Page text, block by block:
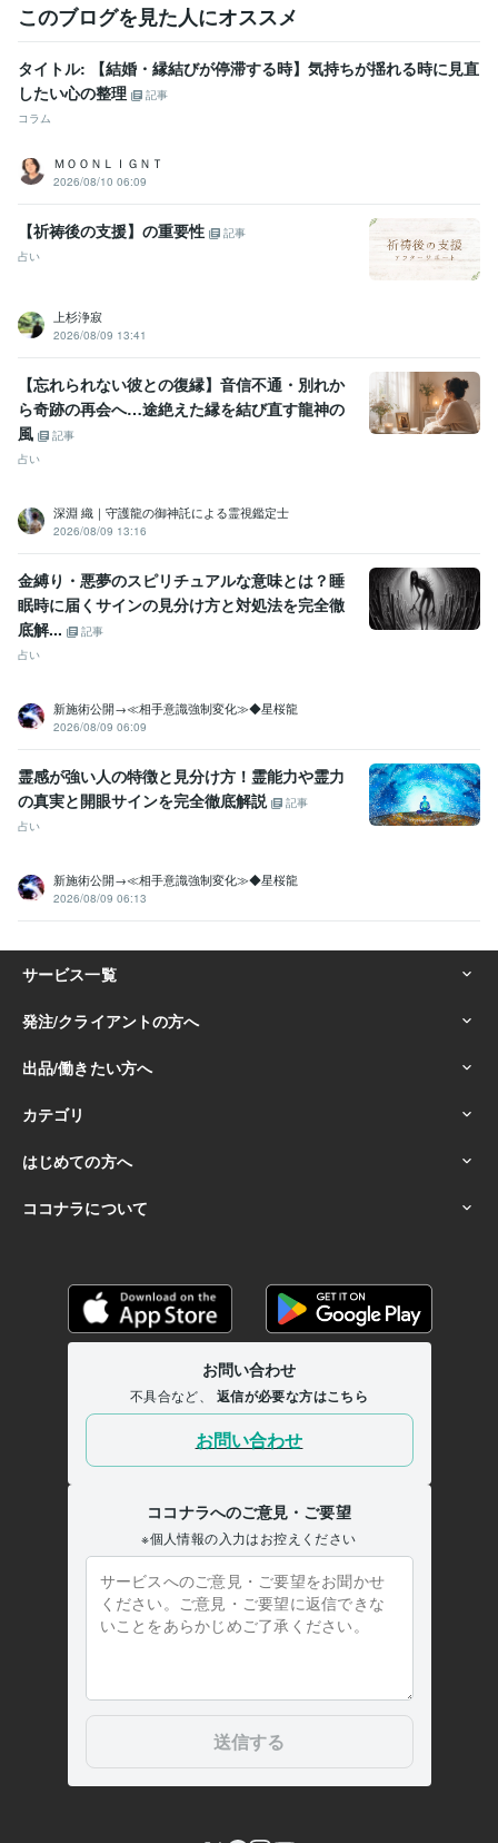
このブログを見た人にオススメ
タイトル: 【結婚・縁結びが停滞する時】気持ちが揺れる時に見直
したい心の整理
記事
コラム
ＭＯＯＮＬＩＧＮＴ
2026/08/10 06:09
【祈祷後の支援】の重要性
記事
占い
上杉浄寂
2026/08/09 13:41
【忘れられない彼との復縁】音信不通・別れか
ら奇跡の再会へ…途絶えた縁を結び直す龍神の
風
記事
占い
深淵 織｜守護龍の御神託による霊視鑑定士
2026/08/09 13:16
金縛り・悪夢のスピリチュアルな意味とは？睡
眠時に届くサインの見分け方と対処法を完全徹
底解...
記事
占い
新施術公開→≪相手意識強制変化≫◆星桜龍
2026/08/09 06:09
霊感が強い人の特徴と見分け方！霊能力や霊力
の真実と開眼サインを完全徹底解説
記事
占い
新施術公開→≪相手意識強制変化≫◆星桜龍
2026/08/09 06:13